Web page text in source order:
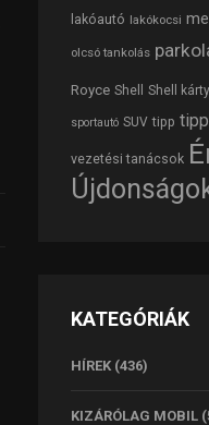
lakóautó lakókocsi
olcsó tankolás
Royce Shell Shell
sportautó SUV tipp
vezetési tanácsok
KATEGÓRIÁK
HÍREK (436)
KIZÁRÓLAG MOBIL